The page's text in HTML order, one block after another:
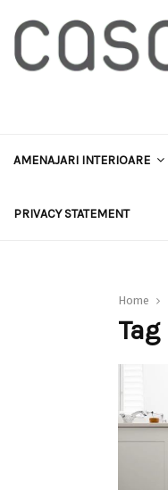
AMENAJARI INTERIOARE
PRIVACY STATEMENT
Home